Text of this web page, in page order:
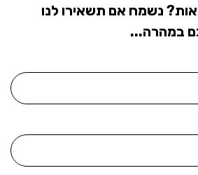
נשמח אם תשאירו לנו
במהרה...